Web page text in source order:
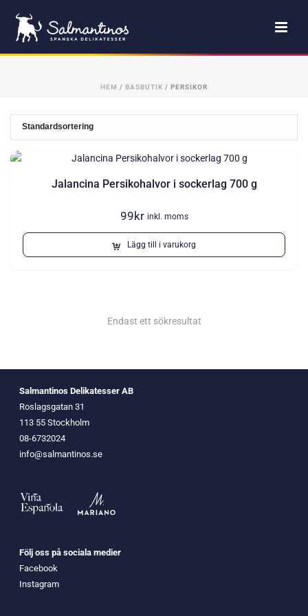
HEM / BASBUTIK / PERSIKOR
Jalancina Persikohalvor i sockerlag 700 g
99kr inkl. moms
Lägg till i varukorg
Endast ett sökresultat
Salmantinos Delikatesser AB
Roslagsgatan 31
113 55 Stockholm
08-6732024
info@salmantinos.se
Följ oss på sociala medier
Facebook
Instagram